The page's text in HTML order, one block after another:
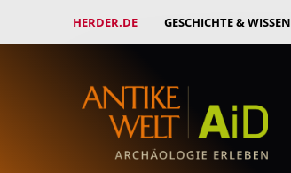
HERDER.DE GESCHICHTE & WISSEN